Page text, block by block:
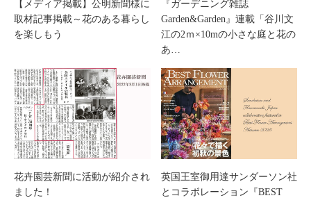
【メディア掲載】公明新聞様に
取材記事掲載～花のある暮らし
を楽しもう
『ガーデニング雑誌
Garden&Garden』連載「谷川文
江の2ｍ×10mの小さな庭と花の
あ…
花卉園芸新聞に活動が紹介され
ました！
英国王室御用達サンダーソン社
とコラボレーション『BEST